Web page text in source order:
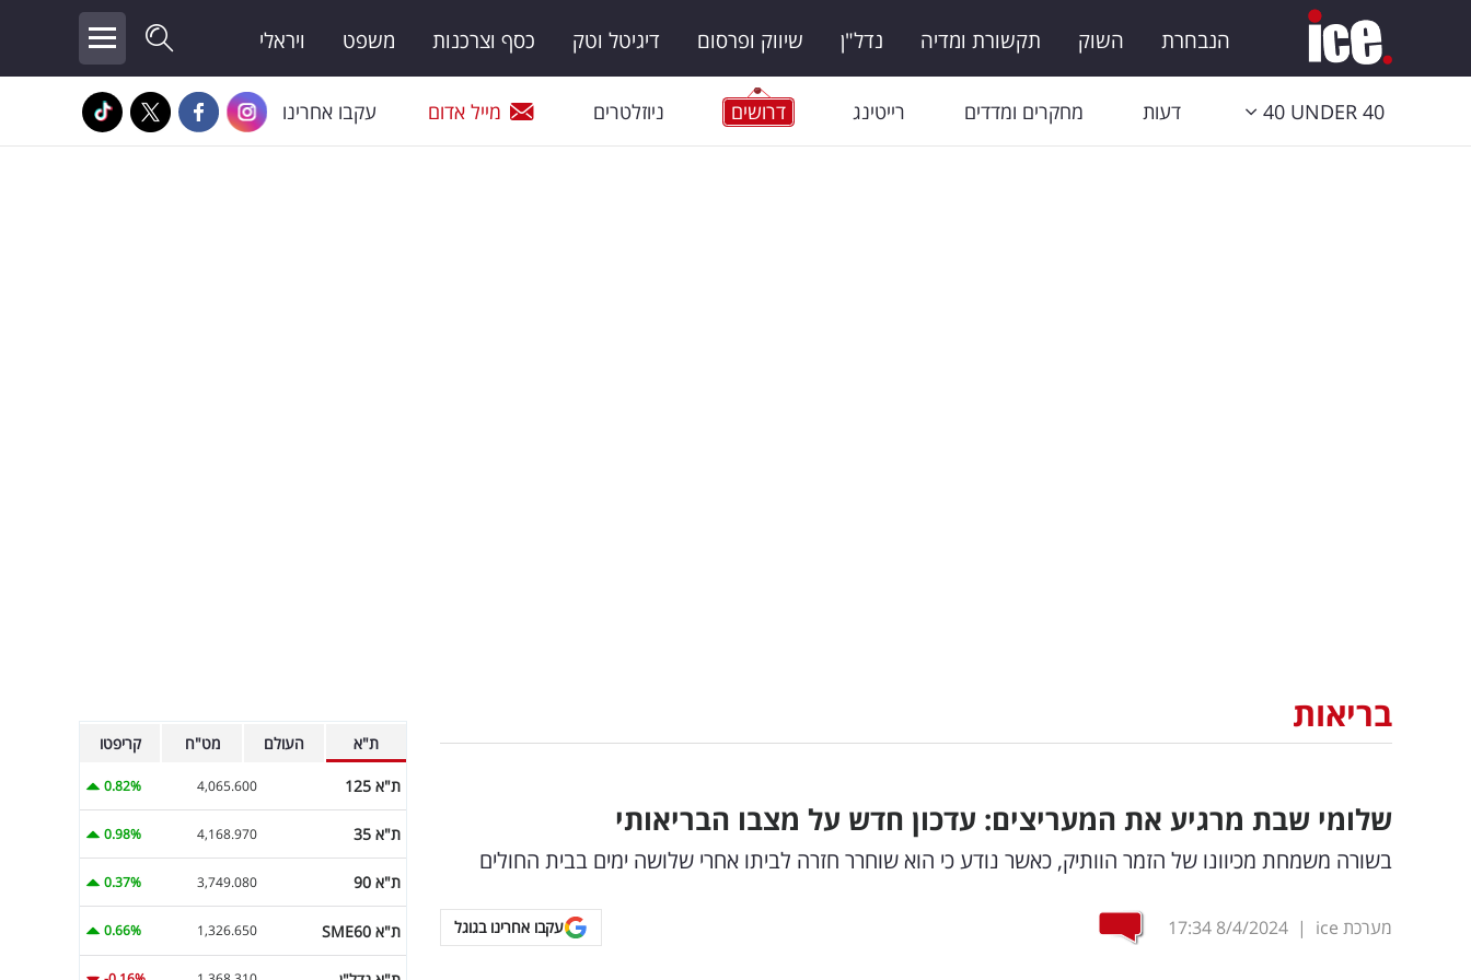
הנבחרת השוק תקשורת ומדיה נדל"ן שיווק ופרסום דיגיטל וטק כסף וצרכנות משפט ויראלי
40 UNDER 40 דעות מחקרים ומדדים רייטינג דרושים ניוזלטרים מייל אדום עקבו אחרינו
בריאות
שלומי שבת מרגיע את המעריצים: עדכון חדש על מצבו הבריאותי
בשורה משמחת מכיוונו של הזמר הוותיק, כאשר נודע כי הוא שוחרר חזרה לביתו אחרי שלושה ימים בבית החולים
מערכת ice |
8/4/2024
17:34 עקבו אחרינו בגוגל
ת"א העולם מט"ח קריפטו
ת"א 125 4,065.600
0.82%
ת"א 35 4,168.970
0.98%
ת"א 90 3,749.080
0.37%
ת"א SME60 1,326.650
0.66%